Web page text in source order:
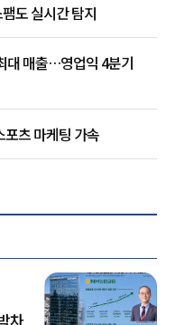
도 실시간 탐지
대 매출…영업익 4분기
츠 마케팅 가속
차